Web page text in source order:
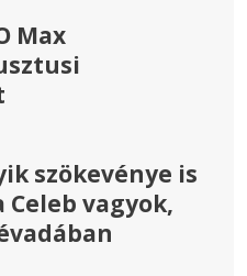
Max
szökevénye is
Celeb vagyok,